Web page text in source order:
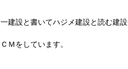
一建設と書いてハジメ建設と読む建
ＣＭをしています。